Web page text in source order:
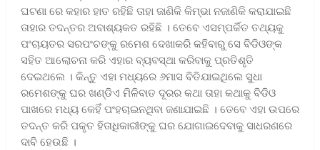
ଘଟଣା ରେ କହାର ହାତ ରହିଛି ତାହା ଜାଣିକି କିମ୍ଭା ନଜାଣିକି କରାଯାଇଛି
ତାହାର ତଦନ୍ତର ଅବାଶ୍ୟକତ ରହିଛି । ତେବେ ଏସମ୍ପର୍କିତ ତଥ୍ୟକୁ
ପଂଚାୟତର ସରପଂଚଙ୍କୁ ରମେଶ ଦେଖାକରି କହିବାରୁ ସେ ବିଡିଓଙ୍କ
ସହିତ ଆଲୋଚନା କରି ଏହାର ବ୍ୟବସ୍ଥା କରିବାକୁ ପ୍ରତିଶୃତି
ଦେଇଥଲେ । କିନ୍ତୁ ଏହା ମଧ୍ୟରେ ୬ମାସ ବିତିଯାଇଥିଲେ ସୁଧା
ରମେଶଙ୍କୁ ଘର ଖଣ୍ଡିଏ ମିଳିବାତ ଦୂରର କଥା ତାହା କଥାକୁ ବିଡିଓ
ପାଖରେ ମଧ୍ୟ କେହିଁ ପଂହଚାଇନଥିବା ଜଣାଯାଇଛି । ତେବେ ଏହା ଉପରେ
ତଦନ୍ତ କରି ପକୃତ ହିତାଧିକାରୀଙ୍କୁ ଘର ଯୋଗାଇଦେବାକୁ ସାଧରଣରେ
ଦାବି ହେଉଛି ।